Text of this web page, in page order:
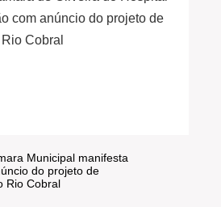
Municipal manifesta
do projeto de
Rio Cobral